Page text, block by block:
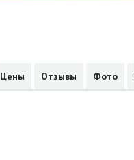
Цены Отзывы Фото